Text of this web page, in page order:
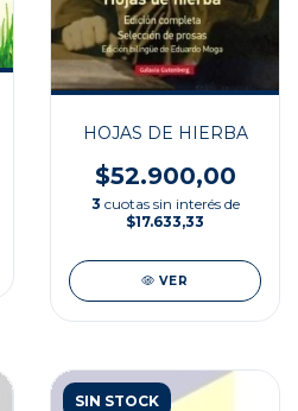
HOJAS DE HIERBA
$52.900,00
3 cuotas sin interés de
$17.633,33
VER
SIN STOCK